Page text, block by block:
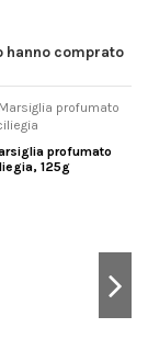
hanno comprato
profumato
125g